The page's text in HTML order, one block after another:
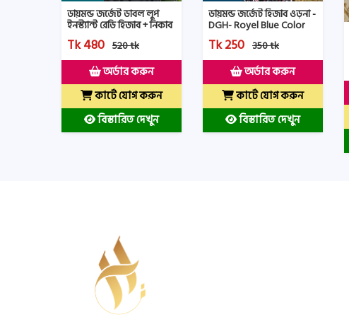
ডায়মন্ড জর্জেট ডাবল লুপ
ইনস্ট্যান্ট রেডি হিজাব + নিকাব
- HNRH - Biscut Color
Tk 480 520 tk
অর্ডার করুন
কার্টে যোগ করুন
বিস্তারিত দেখুন
ডায়মন্ড জর্জেট হিজাব ওড়না -
DGH- Royel Blue Color
Tk 250 350 tk
অর্ডার করুন
কার্টে যোগ করুন
বিস্তারিত দেখুন